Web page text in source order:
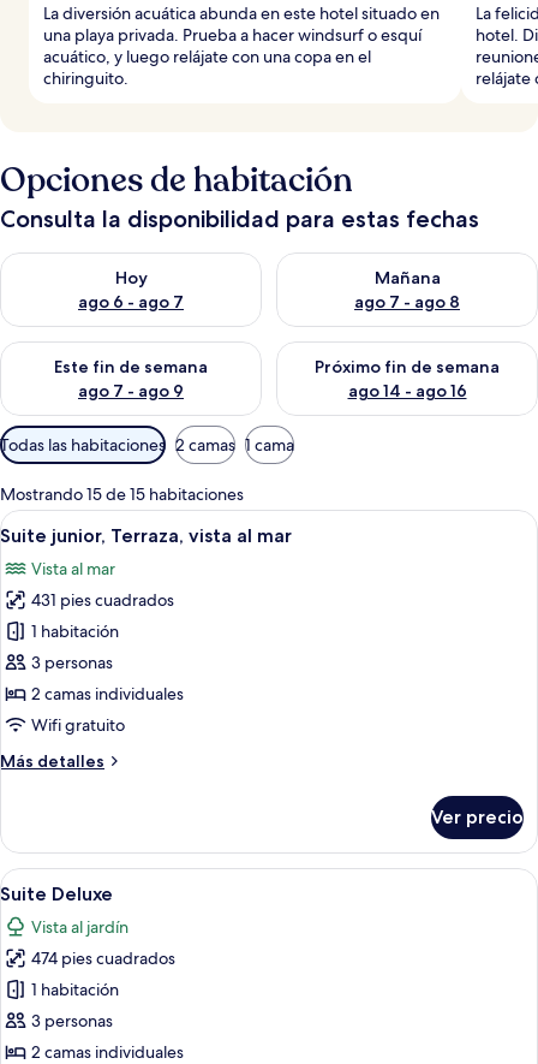
La diversión acuática abunda en este hotel situado en
una playa privada. Prueba a hacer windsurf o esquí
acuático, y luego relájate con una copa en el
chiringuito.
La
hotel.
relájate
Opciones de habitación
Consulta la disponibilidad para estas fechas
Hoy
ago 6 - ago 7
Consulta la disponibilidad para hoy ago 6 - ago 7
Mañana
ago 7 - ago 8
Consulta la disponibilidad
Este fin de semana
ago 7 - ago 9
Consulta la disponibilidad para este fin de semana ago 7 -
Próximo fin de semana
ago 14 - ago 16
Consulta la disponibilidad
Filtros
disponibles
para
las
habitaciones
Todas las habitaciones 2 camas 1 cama
Mostrando 15 de 15 habitaciones
Abrir
todas
las
fotos
de
Suite
junior,
Terraza,
al
Habitación de hotel con cama,
6
Suite junior, Terraza, vista al mar
Vista al mar
431 pies cuadrados
1 habitación
3 personas
2 camas individuales
Wifi gratuito
Más detalles
Más
junior,
Terraza,
vista
mar
Ver precio
Abrir
todas
las
fotos
de
Suite
Deluxe
Un dormitorio con una cama
10
Suite Deluxe
Vista al jardín
474 pies cuadrados
1 habitación
3 personas
2 camas individuales